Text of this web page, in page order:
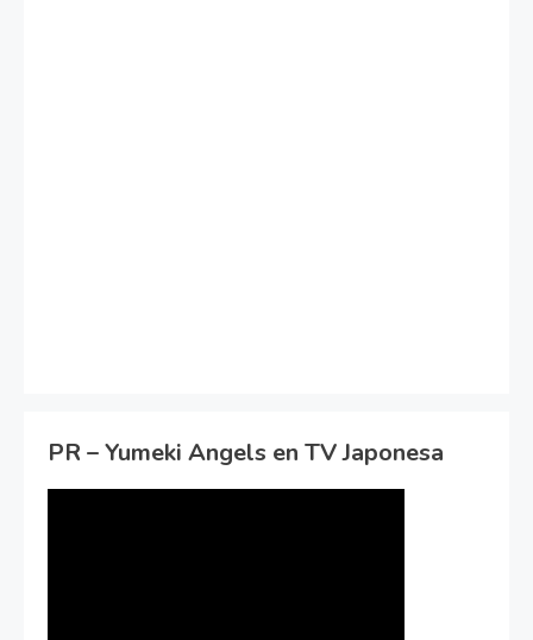
PR – Yumeki Angels en TV Japonesa